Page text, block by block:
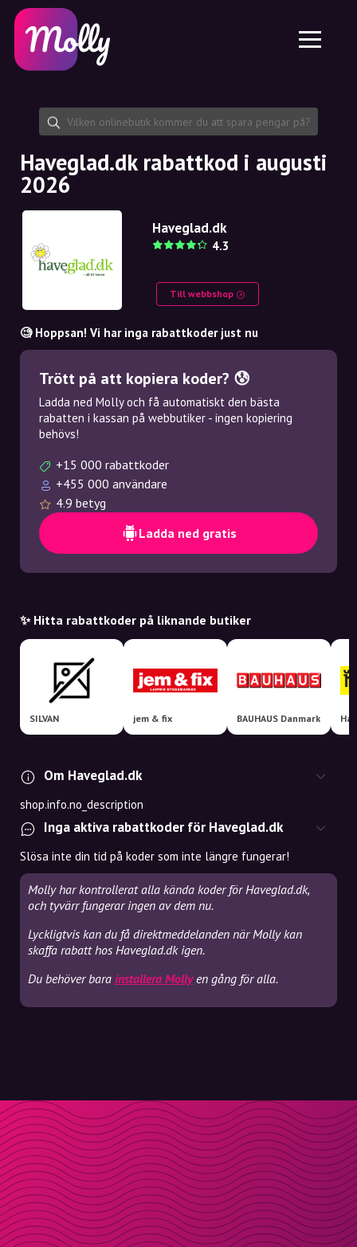
Hudvård
Hårvård
Dela rabattkod
Funktioner
Jobb
Om oss
Samarbete
Plattform
Molly till iPhone och iPad
Molly till Android
SE
EN
NO
NL
Haveglad.dk rabattkod i augusti
2026
Haveglad.dk
4.3
Till webbshop
🧐 Hoppsan! Vi har inga rabattkoder just nu
Trött på att kopiera koder? 😰
Ladda ned Molly och få automatiskt den bästa
rabatten i kassan på webbutiker - ingen kopiering
behövs!
+15 000 rabattkoder
+455 000 användare
4.9 betyg
Ladda ned gratis
✨ Hitta rabattkoder på liknande butiker
SILVAN jem & fix BAUHAUS Danmark
Om Haveglad.dk
shop.info.no_description
Inga aktiva rabattkoder för Haveglad.dk
Slösa inte din tid på koder som inte längre fungerar!
Molly har kontrollerat alla kända koder för Haveglad.dk,
och tyvärr fungerar ingen av dem nu.
Lyckligtvis kan du få direktmeddelanden när Molly kan
skaffa rabatt hos Haveglad.dk igen.
Du behöver bara installera Mollyen gång för alla.